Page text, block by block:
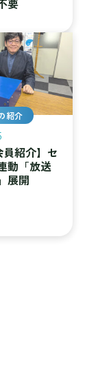
要
紹介
員紹介】セ
動「放送
展開